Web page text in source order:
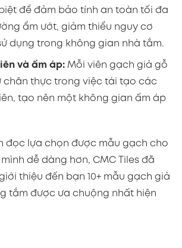
để đảm bảo tính an toàn tối đa
ẩm ướt, giảm thiểu nguy cơ
dụng trong không gian nhà tắm.
và ấm áp: Mỗi viên gạch giả gỗ
chân thực trong việc tái tạo các
tạo nên một không gian ấm áp
đọc lựa chọn được mẫu gạch cho
dễ dàng hơn, CMC Tiles đã
thiệu đến bạn 10+ mẫu gạch giả
tắm được ưa chuộng nhất hiện